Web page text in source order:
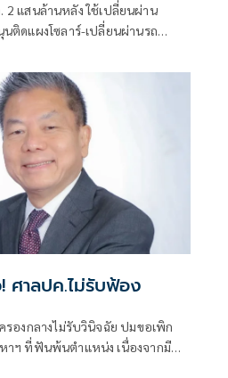
2 แสนล้านหลัง ใช้เปลี่ยนผ่าน
ติดแผงโซลาร์-เปลี่ยนผ่านรถ
ยพลัส ส่วนไทยช่วยไทยพลัส เฟส 2
ายกฯ เผยจะพยายาม
ศาลปค.ไม่รับฟ้อง
องกลางไม่รับวินิจฉัย ปมขอเพิก
าฯ ที่ฟันพ้นตำแหน่ง เนื่องจากมี